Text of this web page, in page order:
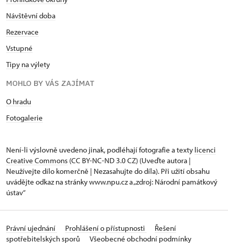
Návštěvní doba
Rezervace
Vstupné
Tipy na výlety
MOHLO BY VÁS ZAJÍMAT
O hradu
Fotogalerie
Není-li výslovně uvedeno jinak, podléhají fotografie a texty licenci
Creative Commons (CC BY-NC-ND 3.0 CZ) (Uveďte autora |
Neužívejte dílo komerčně | Nezasahujte do díla). Při užití obsahu
uvádějte odkaz na stránky www.npu.cz a „zdroj: Národní památkový
ústav“
Právní ujednání Prohlášení o přístupnosti
Řešení
spotřebitelských sporů
Všeobecné obchodní podmínky